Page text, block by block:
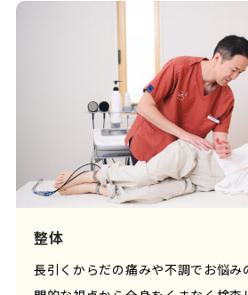
整体
長引くからだの痛みや不調でお悩み